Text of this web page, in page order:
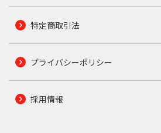
特定商取引法
プライバシーポリシー
採用情報